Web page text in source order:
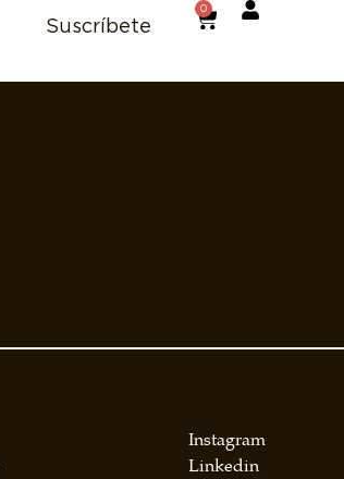
Suscríbete
0
Instagram
Linkedin